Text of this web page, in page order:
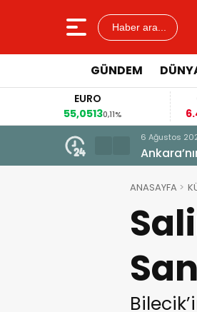
Haber ara...
GÜNDEM
0,11%
GRAM
6.495,96
6 Ağustos
ANASAYFA